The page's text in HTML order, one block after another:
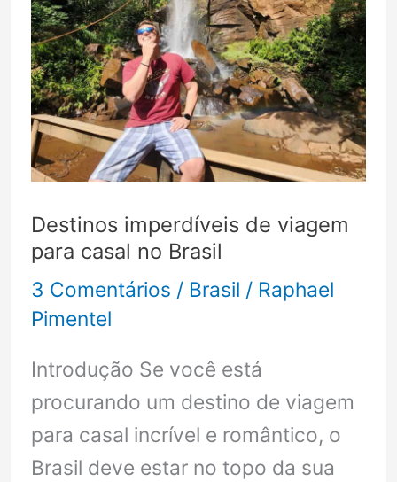
você
vai
adorar!
Destinos imperdíveis de viagem
para casal no Brasil
3 Comentários / Brasil / Raphael
Pimentel
Introdução Se você está
procurando um destino de viagem
para casal incrível e romântico, o
Brasil deve estar no topo da sua